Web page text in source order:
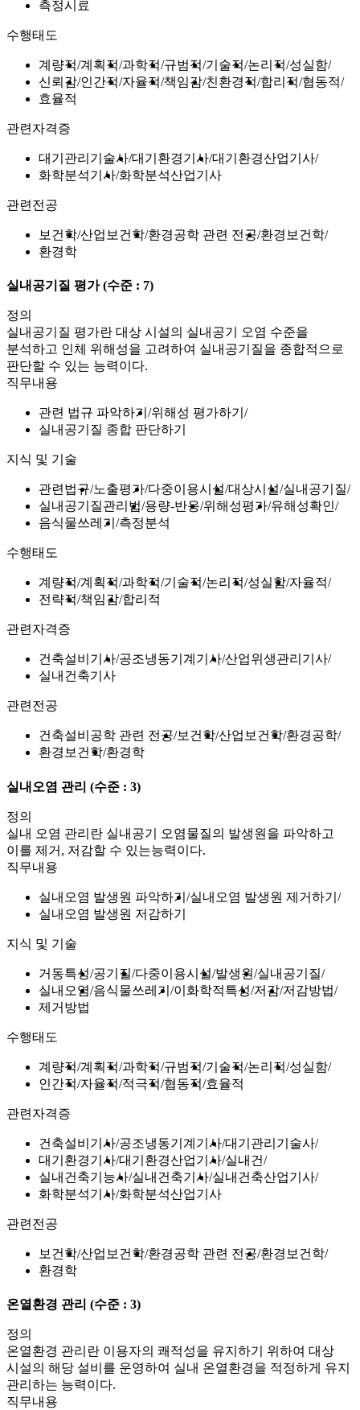
측정시료
수행태도
계량적 계획적 과학적 규범적 기술적 논리적 성실함
신뢰감 인간적 자율적 책임감 친환경적 합리적 협동적
효율적
관련자격증
대기관리기술사 대기환경기사 대기환경산업기사
화학분석기사 화학분석산업기사
관련전공
보건학 산업보건학 환경공학 관련 전공 환경보건학
환경학
실내공기질 평가(수준 : 7)
정의
실내공기질 평가란 대상 시설의 실내공기 오염 수준을
분석하고 인체 위해성을 고려하여 실내공기질을 종합적으로
판단할 수 있는 능력이다.
직무내용
관련 법규 파악하기
위해성 평가하기
실내공기질 종합 판단하기
지식 및 기술
관련법규 노출평가 다중이용시설 대상시설 실내공기질
실내공기질관리법 용량-반응 위해성평가 유해성확인
음식물쓰레기
측정분석
수행태도
계량적 계획적 과학적 기술적 논리적 성실함 자율적
전략적 책임감 합리적
관련자격증
건축설비기사 공조냉동기계기사 산업위생관리기사
실내건축기사
관련전공
건축설비공학 관련 전공 보건학 산업보건학 환경공학
환경보건학 환경학
실내오염 관리 (수준 : 3)
정의
실내 오염 관리란 실내공기 오염물질의 발생원을 파악하고
이를 제거, 저감할 수 있는능력이다.
직무내용
실내오염 발생원 파악하기
실내오염 발생원 제거하기
실내오염 발생원 저감하기
지식 및 기술
거동특성 공기질 다중이용시설 발생원 실내공기질
실내오염 음식물쓰레기 이화학적특성 저감 저감방법
제거방법
수행태도
계량적 계획적 과학적 규범적 기술적 논리적 성실함
인간적 자율적 적극적 협동적 효율적
관련자격증
건축설비기사 공조냉동기계기사 대기관리기술사
대기환경기사 대기환경산업기사 실내건
실내건축기능사 실내건축기사 실내건축산업기사
화학분석기사 화학분석산업기사
관련전공
보건학 산업보건학 환경공학 관련 전공 환경보건학
환경학
온열환경 관리 (수준 : 3)
정의
온열환경 관리란 이용자의 쾌적성을 유지하기 위하여 대상
시설의 해당 설비를 운영하여 실내 온열환경을 적정하게 유지
관리하는 능력이다.
직무내용